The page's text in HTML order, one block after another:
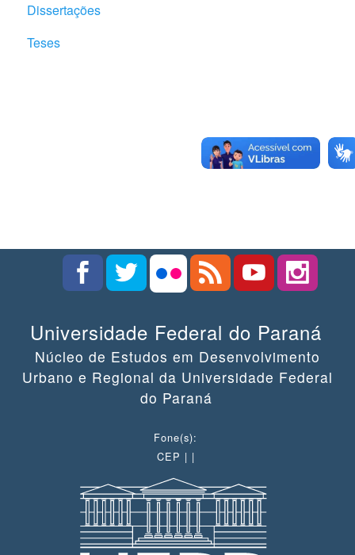
Dissertações
Teses
Universidade Federal do Paraná
Núcleo de Estudos em Desenvolvimento
Urbano e Regional da Universidade Federal
do Paraná
Fone(s):
CEP | |